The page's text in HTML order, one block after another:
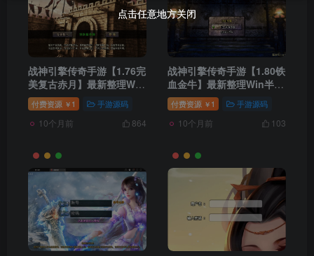
战神引擎传奇手游【1.76完
美复古赤月】最新整理Win
半手工服务端+充值后台
+安卓苹果双端
付费资源 ￥ 1 手游源码
10个月前 864
战神引擎传奇手游【1.80铁
血金牛】最新整理Win半手
工服务端+充值后台
付费资源 ￥ 1 手游源码
10个月前 103
点击任意地方关闭
点击任意地方关闭